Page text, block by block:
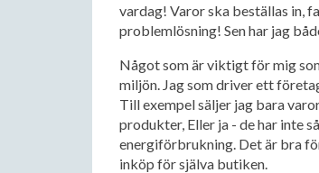
vardag! Varor ska beställas in,
problemlösning! Sen har jag
Något som är viktigt för mig
miljön. Jag som driver ett
Till exempel säljer jag bara
produkter, Eller ja - de har inte
energiförbrukning. Det är bra
inköp för själva butiken.